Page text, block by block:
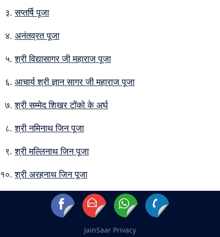
सप्तर्षि पूजा
अनंतव्रत पूजा
श्री विद्यासागर जी महाराज पूजा
आचार्य श्री ज्ञान सागर जी महाराज पूजा
श्री सम्मेद शिखर टोंको के अर्घ
श्री नमिनाथ जिन पूजा
श्री मल्लिनाथ जिन पूजा
श्री अरहनाथ जिन पूजा
JainSaar Privacy